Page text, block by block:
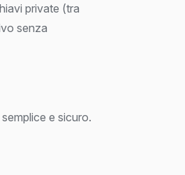
private (tra
senza
e sicuro.